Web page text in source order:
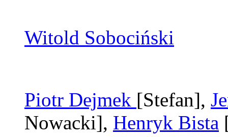
Witold Sobociński
Piotr Dejmek [Stefan],
Nowacki], Henryk Bista